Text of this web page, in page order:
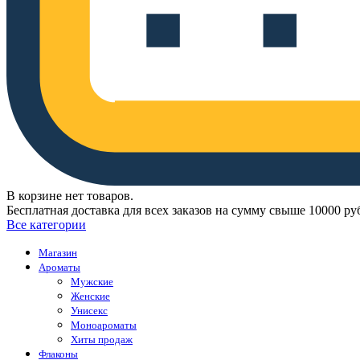
В корзине нет товаров.
Бесплатная доставка для всех заказов на сумму свыше 10000
Все категории
Магазин
Ароматы
Мужские
Женские
Унисекс
Моноароматы
Хиты продаж
Флаконы